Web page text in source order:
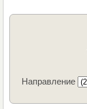
Направление